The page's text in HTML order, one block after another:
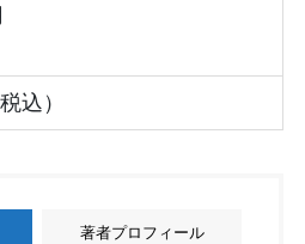
込）
著者プロフィール